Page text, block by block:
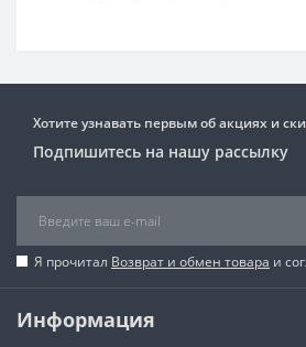
Хотите узнавать первым об акциях и
Подпишитесь на нашу рассылку
Я прочитал Возврат и обмен товара и
Информация